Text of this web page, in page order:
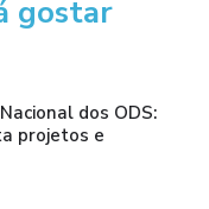
gostar
dos ODS:
projetos e